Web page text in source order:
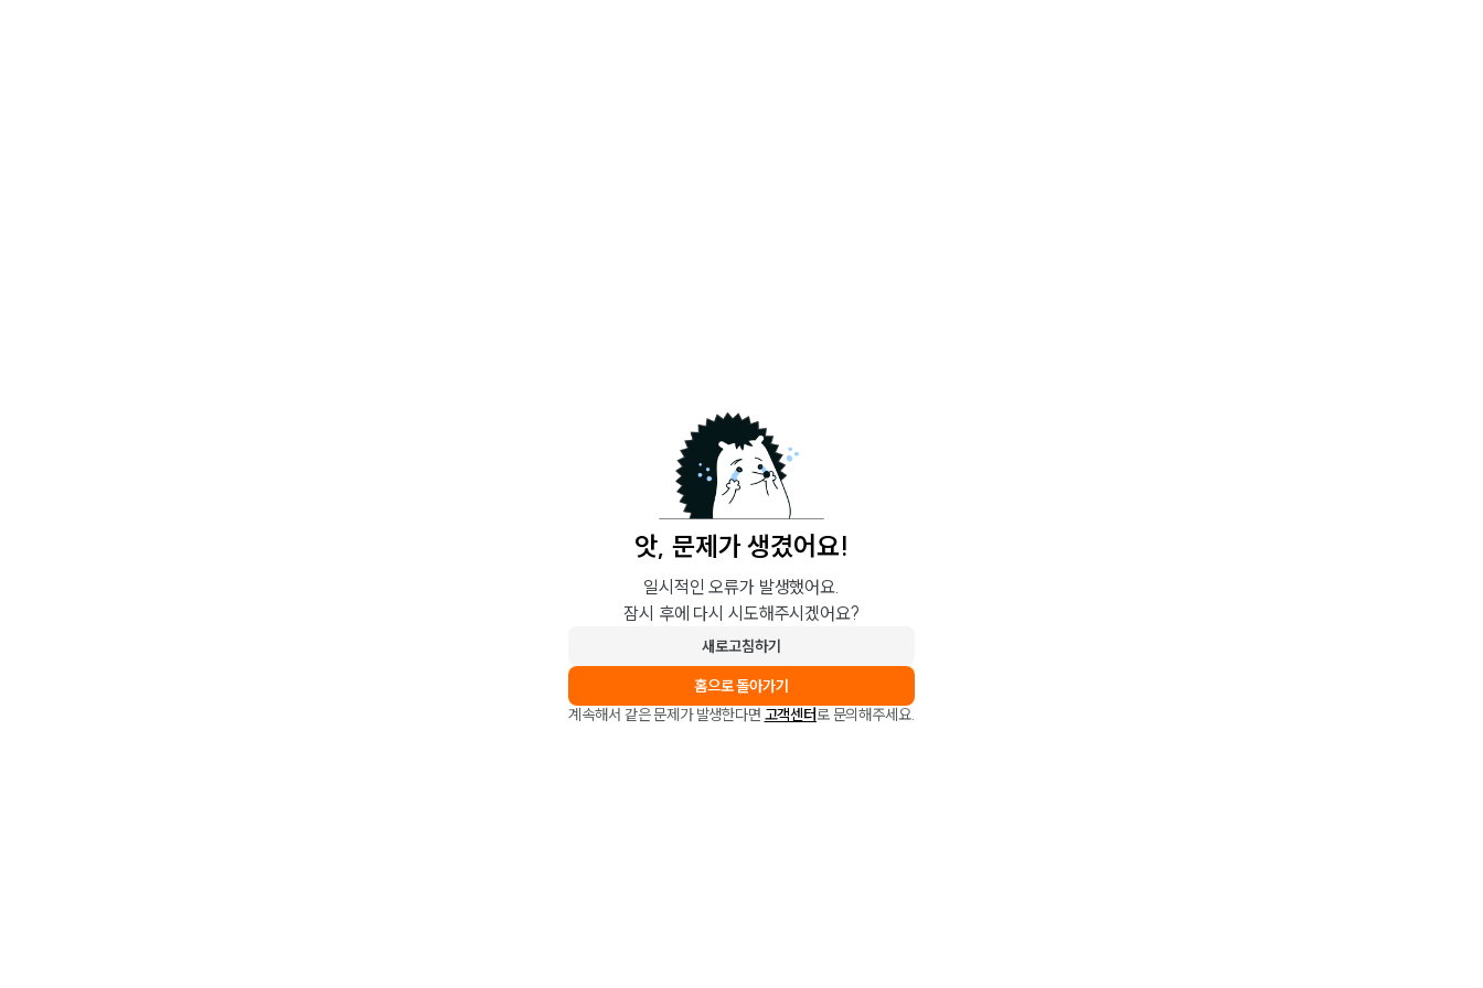
앗, 문제가 생겼어요!
일시적인 오류가 발생했어요.
잠시 후에 다시 시도해주시겠어요?
새로고침하기
홈으로 돌아가기
계속해서 같은 문제가 발생한다면 고객센터로 문의해주세요.